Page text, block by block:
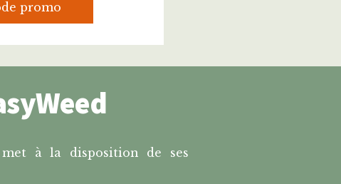
promo
à la disposition de ses